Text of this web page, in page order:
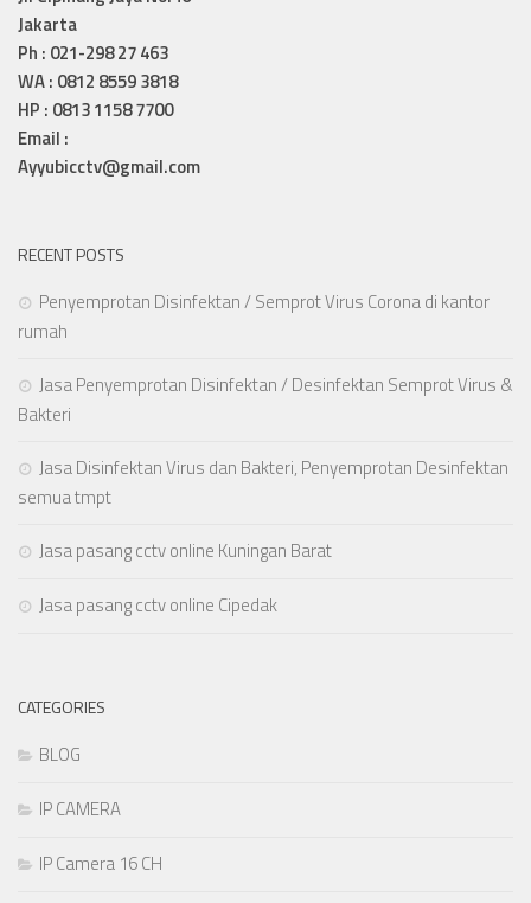
Jakarta
Ph : 021-298 27 463
WA : 0812 8559 3818
HP : 0813 1158 7700
Email :
Ayyubicctv@gmail.com
RECENT POSTS
Penyemprotan Disinfektan / Semprot Virus Corona di kantor
rumah
Jasa Penyemprotan Disinfektan / Desinfektan Semprot Virus &
Bakteri
Jasa Disinfektan Virus dan Bakteri, Penyemprotan Desinfektan
semua tmpt
Jasa pasang cctv online Kuningan Barat
Jasa pasang cctv online Cipedak
CATEGORIES
BLOG
IP CAMERA
IP Camera 16 CH